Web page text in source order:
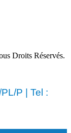
Droits Réservés.
P | Tel :